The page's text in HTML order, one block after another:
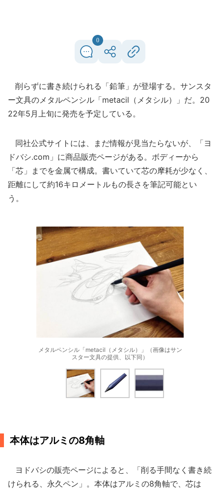
0
削らずに書き続けられる「鉛筆」が登場する。サンスタ
ー文具のメタルペンシル「metacil（メタシル）」だ。20
22年5月上旬に発売を予定している。
同社公式サイトには、まだ情報が見当たらないが、「ヨ
ドバシ.com」に商品販売ページがある。ボディーから
「芯」までを金属で構成。書いていて芯の摩耗が少なく、
距離にして約16キロメートルもの長さを筆記可能とい
う。
メタルペンシル「metacil（メタシル）」（画像はサン
スター文具の提供、以下同）
本体はアルミの8角軸
ヨドバシの販売ページによると、「削る手間なく書き続
けられる、永久ペン」。本体はアルミの8角軸で、芯は